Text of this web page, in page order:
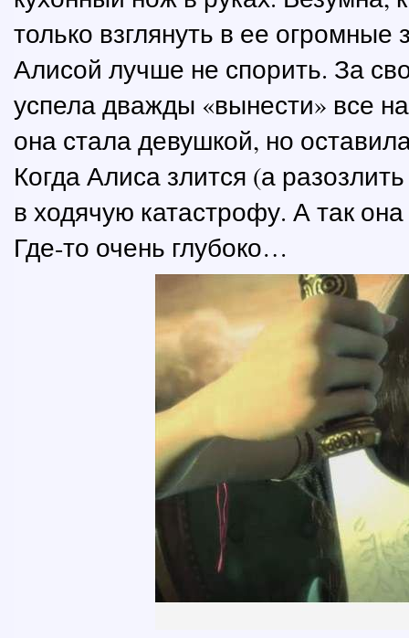
только взглянуть в ее огромные
Алисой лучше не спорить. За
успела дважды «вынести» все
она стала девушкой, но
Когда Алиса злится (а
в ходячую катастрофу. А так
Где-то очень глубоко…